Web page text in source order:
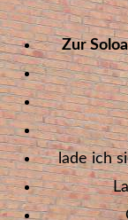
Zur
lade ich